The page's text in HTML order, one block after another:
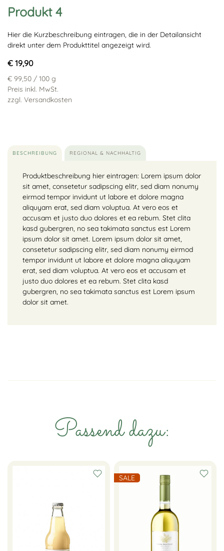
Produkt 4
Hier die Kurzbeschreibung eintragen, die in der Detailansicht
direkt unter dem Produkttitel angezeigt wird.
€ 19,90
€ 99,50 / 100 g
Preis inkl. MwSt.
zzgl. Versandkosten
BESCHREIBUNG REGIONAL & NACHHALTIG
Produktbeschreibung hier eintragen: Lorem ipsum dolor
sit amet, consetetur sadipscing elitr, sed diam nonumy
eirmod tempor invidunt ut labore et dolore magna
aliquyam erat, sed diam voluptua. At vero eos et
accusam et justo duo dolores et ea rebum. Stet clita
kasd gubergren, no sea takimata sanctus est Lorem
ipsum dolor sit amet. Lorem ipsum dolor sit amet,
consetetur sadipscing elitr, sed diam nonumy eirmod
tempor invidunt ut labore et dolore magna aliquyam
erat, sed diam voluptua. At vero eos et accusam et
justo duo dolores et ea rebum. Stet clita kasd
gubergren, no sea takimata sanctus est Lorem ipsum
dolor sit amet.
Passend dazu:
SALE